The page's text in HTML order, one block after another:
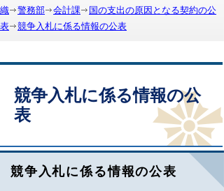
織
警務部 会計課
国の支出の原因となる契約の公
表
競争入札に係る情報の公表
競争入札に係る情報の公
表
競争入札に係る情報の公表